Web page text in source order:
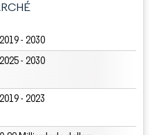
2019 - 2030
2025 - 2030
2019 - 2023